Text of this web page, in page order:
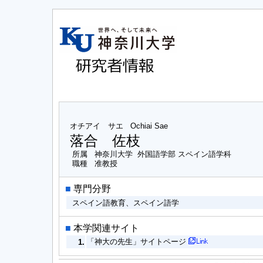
オチアイ サエ Ochiai Sae
落合 佐枝
所属
神奈川大学 外国語学部 スペイン語学科
職種
准教授
■ 専門分野
スペイン語教育、スペイン語学
■ 本学関連サイト
1. 「神大の先生」サイトページ